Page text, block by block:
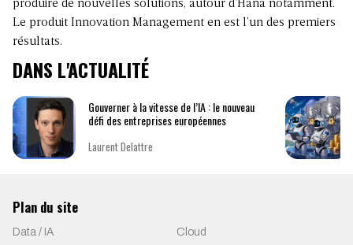
produire de nouvelles solutions, autour d’Hana notamment.
Le produit Innovation Management en est l’un des premiers
résultats.
DANS L'ACTUALITÉ
Gouverner à la vitesse de l’IA : le nouveau
défi des entreprises européennes
Laurent Delattre
Plan du site
Data / IA
Cloud